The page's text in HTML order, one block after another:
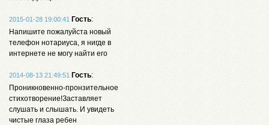
2015-01-28 19:00:41 Гость:
Напишите пожалуйста новый
телефон нотариуса, я нигде в
интернете не могу найти его
2014-08-13 21:49:51 Гость:
Проникновенно-пронзительное
стихотворение!Заставляет
слушать и слышать. И увидеть
чистые глаза ребен